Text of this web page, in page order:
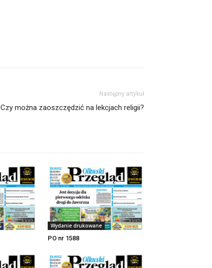
Następny artykuł
Czy można zaoszczędzić na lekcjach religii?
Wydanie drukowane
PO nr 1588